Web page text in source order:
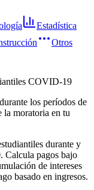
Estadística
Otros
COVID-19
los períodos de
moratoria en tu
durante y
Calcula pagos bajo
de intereses
basado en ingresos.